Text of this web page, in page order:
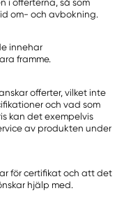
i offerterna, så som
om- och avbokning.
innehar
framme.
offerter, vilket inte
och vad som
kan det exempelvis
av produkten under
för certifikat och att det
hjälp med.